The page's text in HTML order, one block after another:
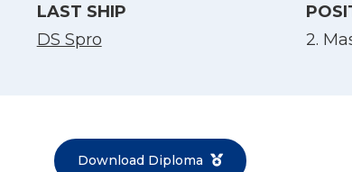
LAST SHIP
DS Spro
2.
Download Diploma
Norsk bokmål